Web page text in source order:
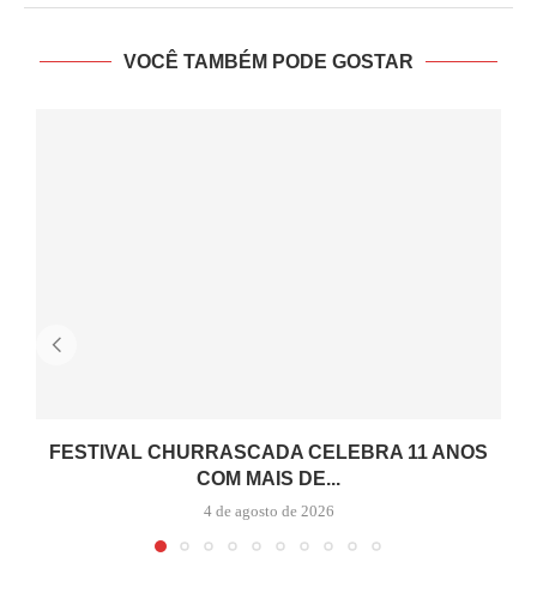
VOCÊ TAMBÉM PODE GOSTAR
FESTIVAL CHURRASCADA CELEBRA 11 ANOS
COM MAIS DE...
4 de agosto de 2026